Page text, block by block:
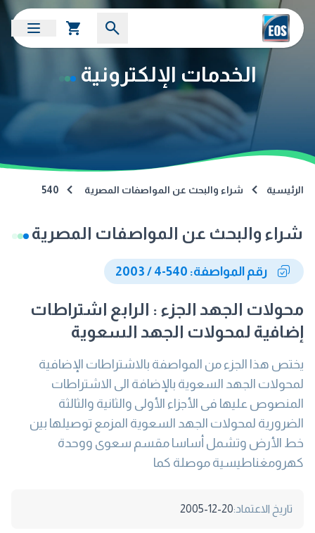
الخدمات الإلكترونية
الرئيسية شراء والبحث عن المواصفات المصرية 540
شراء والبحث عن المواصفات المصرية
رقم المواصفة: 540-4 / 2003
محولات الجهد الجزء : الرابع اشتراطات
إضافية لمحولات الجهد السعوية
يختص هذا الجزء من المواصفة بالاشتراطات الإضافية
لمحولات الجهد السعوية بالإضافة الى الاشتراطات
المنصوص عليها فى الأجزاء الأولى والثانية والثالثة
الضرورية لمحولات الجهد السعوية المزمع توصيلها بين
خط الأرض وتشمل أساسا مقسم سعوى ووحدة
كهرومغناطيسية موصلة كما
تاريخ الاعتماد:2005-12-20